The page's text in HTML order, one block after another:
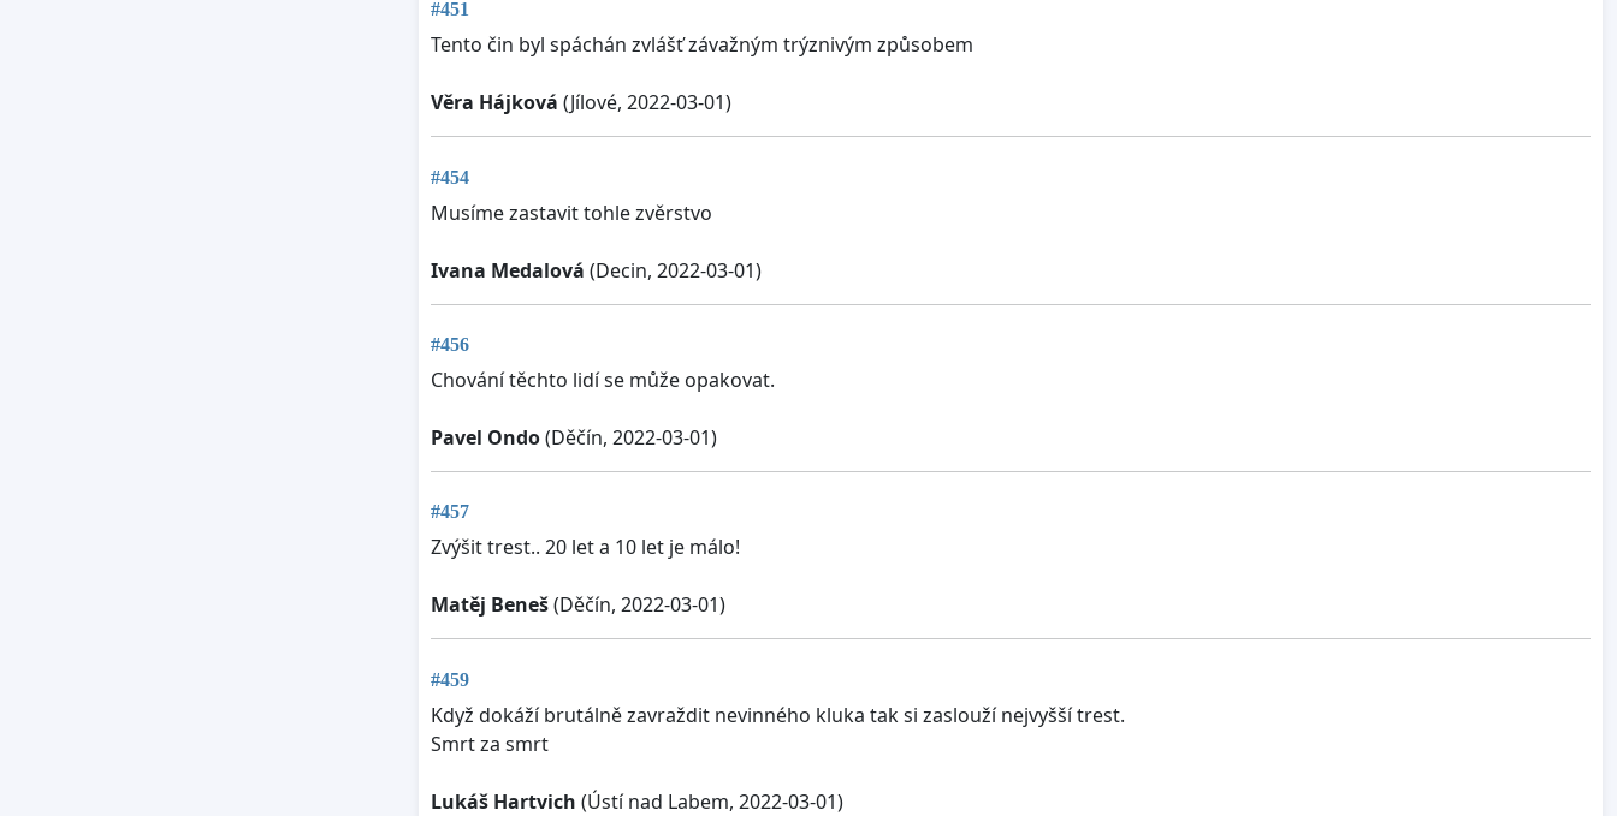
#451
Tento čin byl spáchán zvlášť závažným trýznivým způsobem
Věra Hájková (Jílové, 2022-03-01)
#454
Musíme zastavit tohle zvěrstvo
Ivana Medalová (Decin, 2022-03-01)
#456
Chování těchto lidí se může opakovat.
Pavel Ondo(Děčín, 2022-03-01)
#457
Zvýšit trest.. 20 let a 10 let je málo!
Matěj Beneš(Děčín, 2022-03-01)
#459
Když dokáží brutálně zavraždit nevinného kluka tak si zaslouží nejvyšší trest.
Smrt za smrt
Lukáš Hartvich (Ústí nad Labem, 2022-03-01)